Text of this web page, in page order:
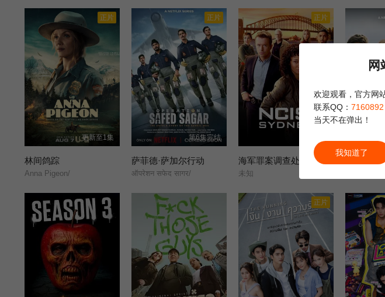
正片
更新至1集
林间鸽踪
Anna Pigeon/
正片
第6集完结
萨菲德·萨加尔行动
ऑपरेशन सफेद सागर/
正片
海军罪案调查处：悉尼第三季
未知
正片
网
欢迎观看，官方网
联系QQ： 7160892
当天不在弹出！
我知道了